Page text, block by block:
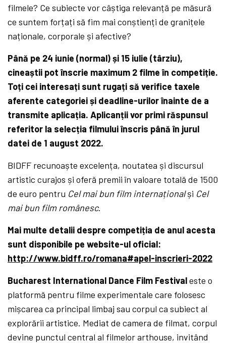
filmele? Ce subiecte vor câștiga relevanță pe măsură
ce suntem forțați să fim mai conștienți de granițele
naționale, corporale și afective?
Până pe 24 iunie (normal) și 15 iulie (târziu),
cineaștii pot înscrie maximum 2 filme în competiție.
Toți cei interesați sunt rugați să verifice taxele
aferente categoriei și deadline-urilor înainte de a
transmite aplicația. Aplicanții vor primi răspunsul
referitor la selecția filmului înscris până în jurul
datei de 1 august 2022.
BIDFF recunoaște excelența, noutatea și discursul
artistic curajos și oferă premii în valoare totală de 1500
de euro pentru Cel mai bun film internaționalși Cel
mai bun film românesc.
Mai multe detalii despre competiția de anul acesta
sunt disponibile pe website-ul oficial:
http://www.bidff.ro/romana#apel-inscrieri-2022
Bucharest International Dance Film Festivaleste o
platformă pentru filme experimentale care folosesc
mișcarea ca principal limbaj sau corpul ca subiect al
explorării artistice. Mediat de camera de filmat, corpul
devine punctul central al filmelor arthouse, invitând